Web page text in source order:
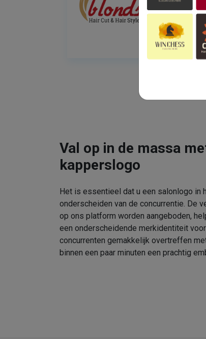
Val op in de massa
kapperslogo
Het is essentieel dat u een salonlogo in
onderscheiden van de concurrentie. De
op ons platform worden aangeboden,
een onderscheidende merkidentiteit
concurrenten gemakkelijk overtreffen
binnen een paar minuten een prachtig